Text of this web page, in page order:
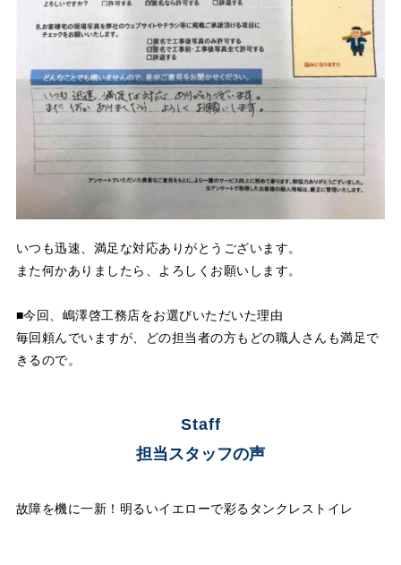
いつも迅速、満足な対応ありがとうございます。
また何かありましたら、よろしくお願いします。
■今回、嶋澤啓工務店をお選びいただいた理由
毎回頼んでいますが、どの担当者の方もどの職人さんも満足で
きるので。
Staff
担当スタッフの声
故障を機に一新！明るいイエローで彩るタンクレストイレ